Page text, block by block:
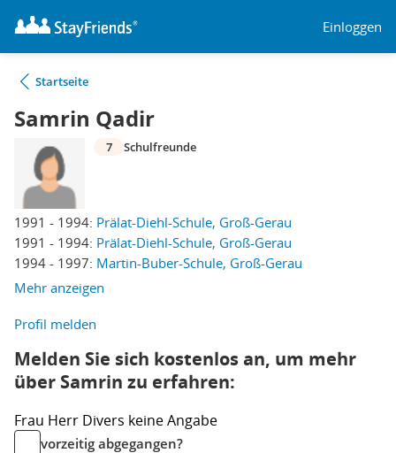
Einloggen
Startseite
Samrin Qadir
1991 - 1994: Prälat-Diehl-Schule, Groß-Gerau
1991 - 1994: Prälat-Diehl-Schule, Groß-Gerau
1994 - 1997: Martin-Buber-Schule, Groß-Gerau
Mehr anzeigen
7 Schulfreunde
Profil melden
Melden Sie sich kostenlos an, um mehr
über Samrin zu erfahren:
Frau Herr Divers keine Angabe
vorzeitig abgegangen?